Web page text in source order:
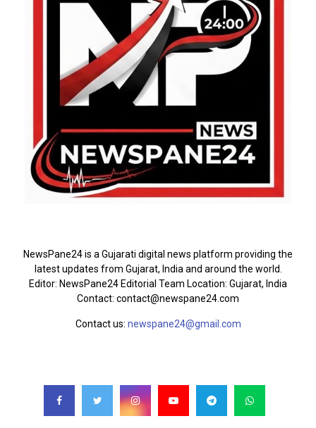
NewsPane24 is a Gujarati digital news platform providing the
latest updates from Gujarat, India and around the world.
Editor: NewsPane24 Editorial Team Location: Gujarat, India
Contact: contact@newspane24.com
Contact us: newspane24@gmail.com